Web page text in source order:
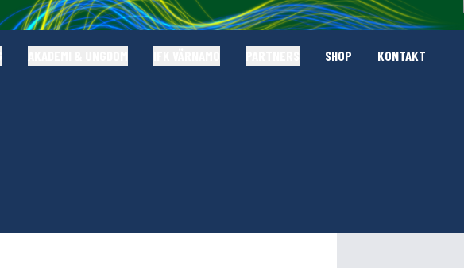
SHOP KONTAKT